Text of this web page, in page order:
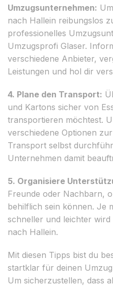
Umzugsunternehmen:
nach Hallein reibungslos
professionelles
Umzugsprofi Glaser.
verschiedene Anbieter,
Leistungen und hol dir
4. Plane den Transport:
und Kartons sicher von
transportieren möchtest.
verschiedene Optionen
Transport selbst
Unternehmen damit
5. Organisiere
Freunde oder Nachbarn,
behilflich sein können. Je
schneller und leichter
nach Hallein.
Mit diesen Tipps bist du
startklar für deinen
Um sicherzustellen, dass